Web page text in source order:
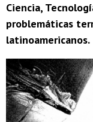
Ciencia,
problemáticas
latinoamericanos.